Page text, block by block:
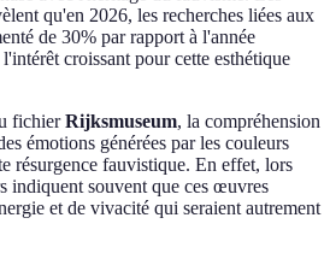
qu'en 2026, les recherches liées aux
de 30% par rapport à l'année
croissant pour cette esthétique
fichierRijksmuseum, la compréhension
émotions générées par les couleurs
résurgence fauvistique. En effet, lors
indiquent souvent que ces œuvres
et de vivacité qui seraient autrement